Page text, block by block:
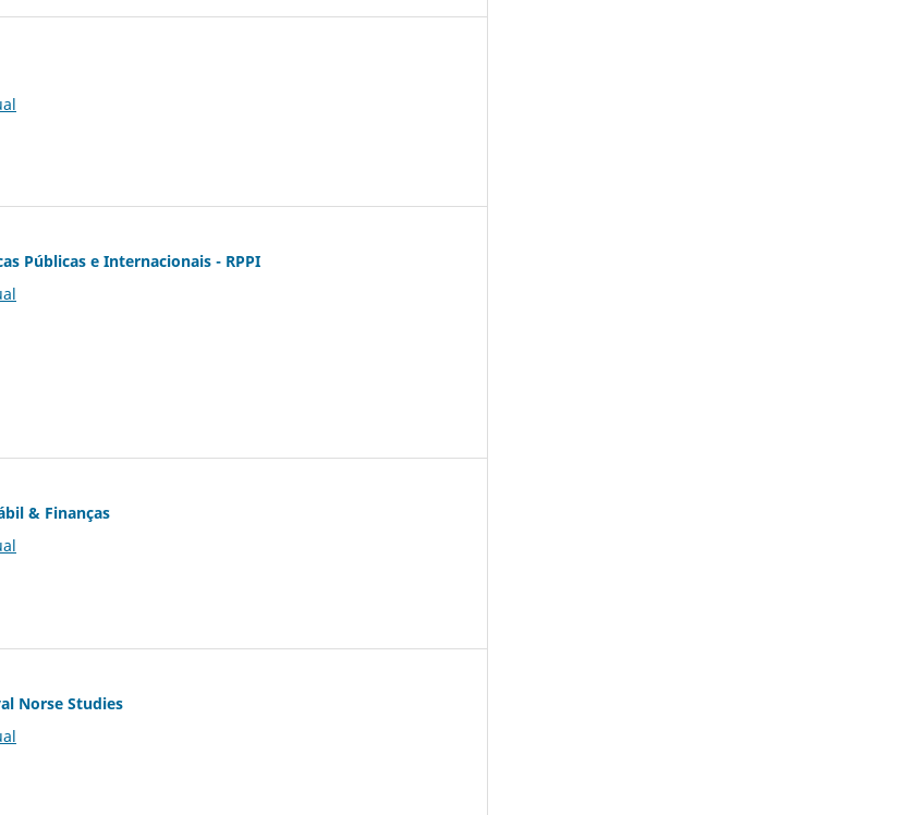
Públicas e Internacionais - RPPI
& Finanças
Norse Studies